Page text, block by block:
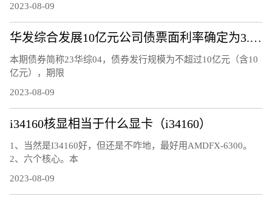
2023-08-09
华发综合发展10亿元公司债票面利率确定为3.37%
本期债券简称23华综04，债券发行规模为不超过10亿元（含10
亿元），期限
2023-08-09
i34160核显相当于什么显卡（i34160）
1、当然是I34160好，但还是不咋地，最好用AMDFX-6300。
2、六个核心。本
2023-08-09